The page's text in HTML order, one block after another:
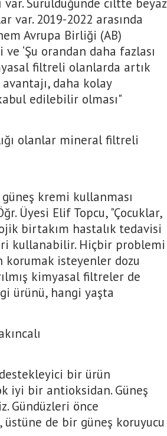
var. Sürüldüğünde ciltte beyaz
var. 2019-2022 arasında
Avrupa Birliği (AB)
‘Şu orandan daha fazlası
filtreli olanlarda artık
daha kolay
edilebilir olması"
olanlar mineral filtreli
kremi kullanması
Üyesi Elif Topcu, "Çocuklar,
birtakım hastalık tedavisi
kullanabilir. Hiçbir problemi
korumak isteyenler dozu
kimyasal filtreler de
ürünü, hangi yaşta
bir ürün
iyi bir antioksidan. Güneş
Gündüzleri önce
de bir güneş koruyucu